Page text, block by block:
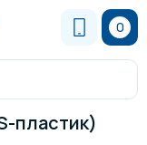
0
пластик)